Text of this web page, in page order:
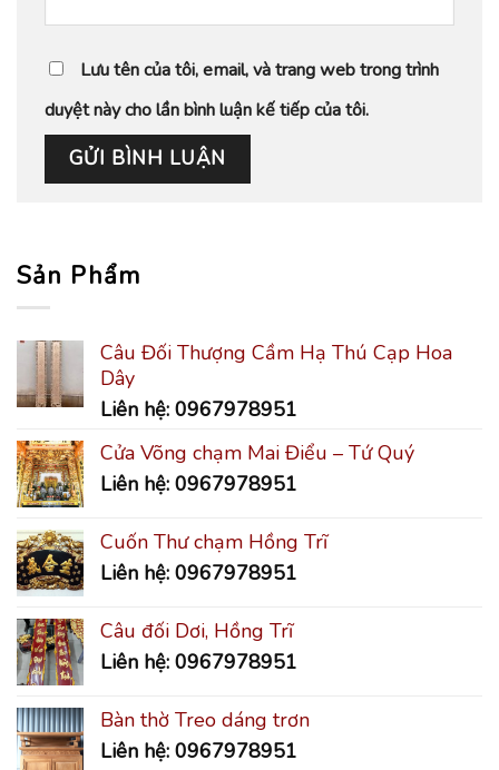
Lưu tên của tôi, email, và trang web trong trình
duyệt này cho lần bình luận kế tiếp của tôi.
Sản Phẩm
Câu Đối Thượng Cầm Hạ Thú Cạp Hoa
Dây
Liên hệ: 0967978951
Cửa Võng chạm Mai Điểu – Tứ Quý
Liên hệ: 0967978951
Cuốn Thư chạm Hồng Trĩ
Liên hệ: 0967978951
Câu đối Dơi, Hồng Trĩ
Liên hệ: 0967978951
Bàn thờ Treo dáng trơn
Liên hệ: 0967978951